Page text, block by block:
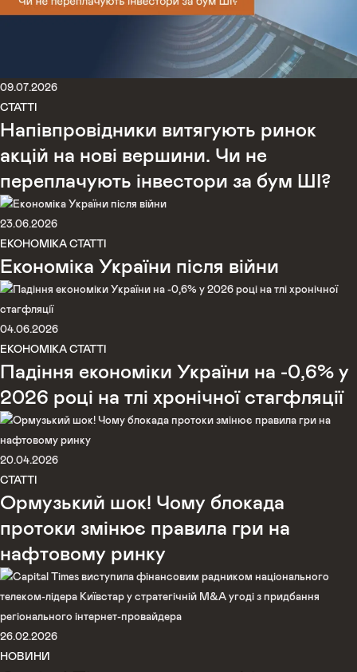
09.07.2026
СТАТТІ
Напівпровідники витягують ринок
акцій на нові вершини. Чи не
переплачують інвестори за бум ШІ?
23.06.2026
ЕКОНОМІКА СТАТТІ
Економіка України після війни
04.06.2026
ЕКОНОМІКА СТАТТІ
Падіння економіки України на -0,6% у
2026 році на тлі хронічної стагфляції
20.04.2026
СТАТТІ
Ормузький шок! Чому блокада
протоки змінює правила гри на
нафтовому ринку
26.02.2026
НОВИНИ